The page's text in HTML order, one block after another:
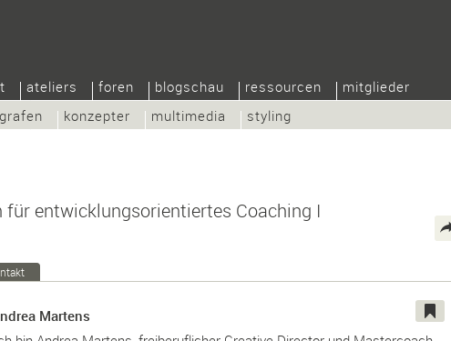
konzepter multimedia styling
ateliers foren blogschau ressourcen mitglieder
entwicklungsorientiertes Coaching I
Martens